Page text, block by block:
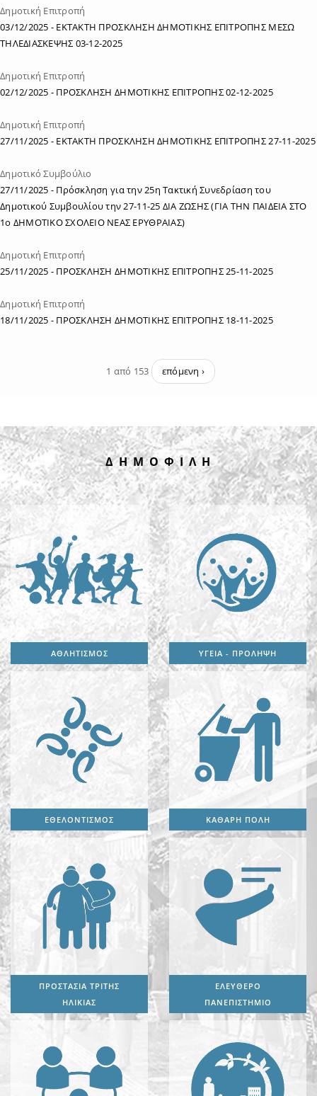
Δημοτική Επιτροπή
03/12/2025 - ΕΚΤΑΚΤΗ ΠΡΟΣΚΛΗΣΗ ΔΗΜΟΤΙΚΗΣ ΕΠΙΤΡΟΠΗΣ ΜΕΣΩ
ΤΗΛΕΔΙΑΣΚΕΨΗΣ 03-12-2025
Δημοτική Επιτροπή
02/12/2025 - ΠΡΟΣΚΛΗΣΗ ΔΗΜΟΤΙΚΗΣ ΕΠΙΤΡΟΠΗΣ 02-12-2025
Δημοτική Επιτροπή
27/11/2025 - ΕΚΤΑΚΤΗ ΠΡΟΣΚΛΗΣΗ ΔΗΜΟΤΙΚΗΣ ΕΠΙΤΡΟΠΗΣ 27-11-2025
Δημοτικό Συμβούλιο
27/11/2025 - Πρόσκληση για την 25η Τακτική Συνεδρίαση του
Δημοτικού Συμβουλίου την 27-11-25 ΔΙΑ ΖΩΣΗΣ (ΓΙΑ ΤΗΝ ΠΑΙΔΕΙΑ ΣΤΟ
1ο ΔΗΜΟΤΙΚΟ ΣΧΟΛΕΙΟ ΝΕΑΣ ΕΡΥΘΡΑΙΑΣ)
Δημοτική Επιτροπή
25/11/2025 - ΠΡΟΣΚΛΗΣΗ ΔΗΜΟΤΙΚΗΣ ΕΠΙΤΡΟΠΗΣ 25-11-2025
Δημοτική Επιτροπή
18/11/2025 - ΠΡΟΣΚΛΗΣΗ ΔΗΜΟΤΙΚΗΣ ΕΠΙΤΡΟΠΗΣ 18-11-2025
1 από 153 επόμενη ›
Δ Η Μ Ο Φ Ι Λ Η
ΑΘΛΗΤΙΣΜΟΣ ΥΓΕΙΑ - ΠΡΟΛΗΨΗ
ΕΘΕΛΟΝΤΙΣΜΟΣ ΚΑΘΑΡΗ ΠΟΛΗ
ΠΡΟΣΤΑΣΙΑ ΤΡΙΤΗΣ
ΗΛΙΚΙΑΣ
ΕΛΕΥΘΕΡΟ
ΠΑΝΕΠΙΣΤΗΜΙΟ